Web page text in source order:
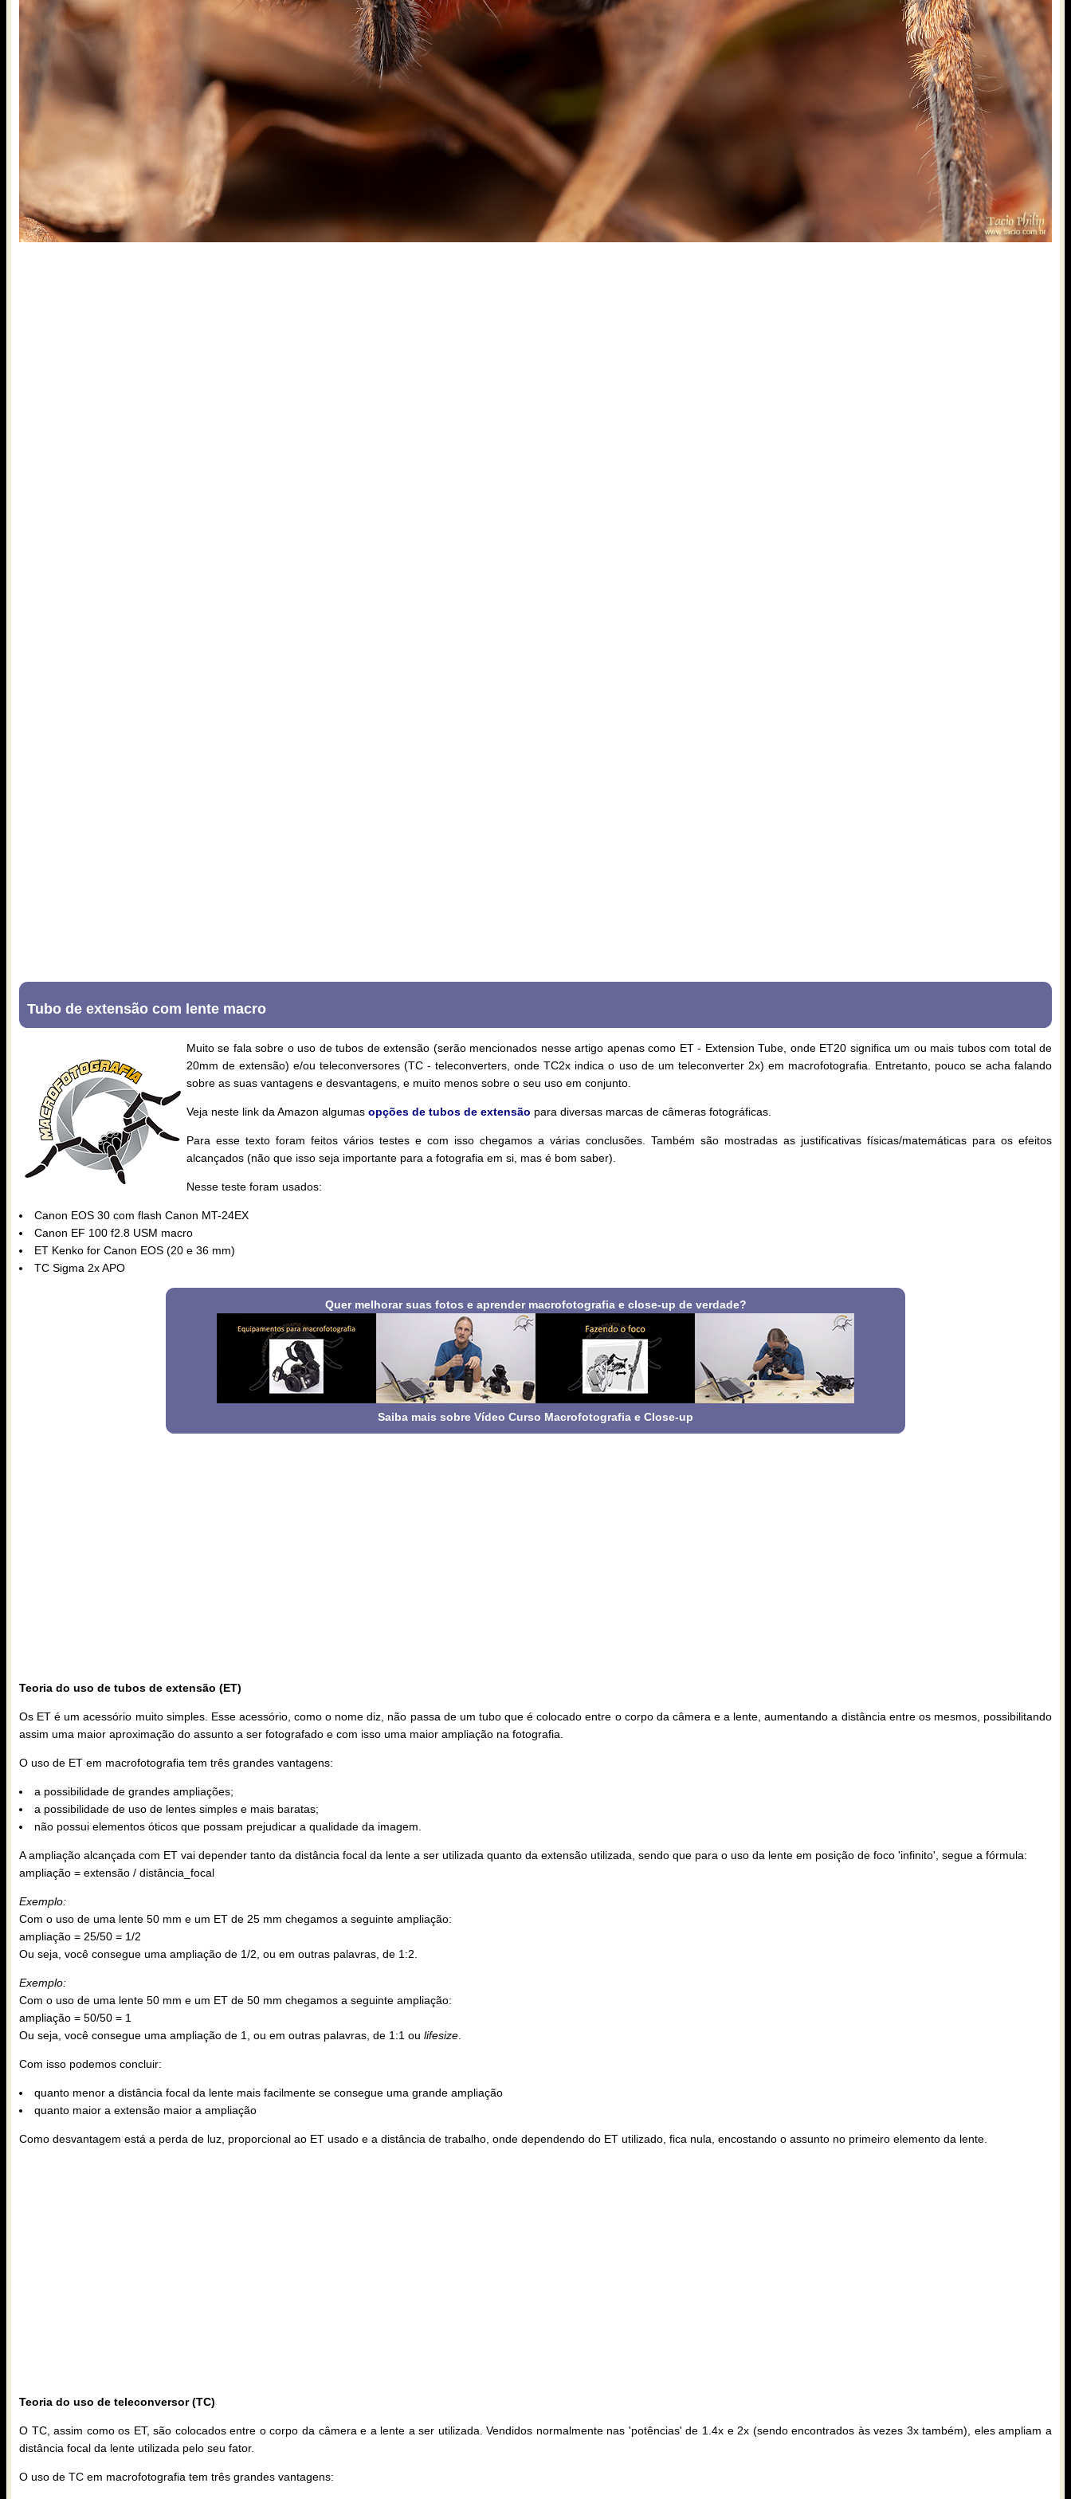
Tubo de extensão com lente macro
Muito se fala sobre o uso de tubos de extensão (serão mencionados nesse artigo apenas como ET - Extension Tube, onde ET20 significa um ou mais tubos com total de
20mm de extensão) e/ou teleconversores (TC - teleconverters, onde TC2x indica o uso de um teleconverter 2x) em macrofotografia. Entretanto, pouco se acha falando
sobre as suas vantagens e desvantagens, e muito menos sobre o seu uso em conjunto.
Veja neste link da Amazon algumas opções de tubos de extensão para diversas marcas de câmeras fotográficas.
Para esse texto foram feitos vários testes e com isso chegamos a várias conclusões. Também são mostradas as justificativas físicas/matemáticas para os efeitos
alcançados (não que isso seja importante para a fotografia em si, mas é bom saber).
Nesse teste foram usados:
Canon EOS 30 com flash Canon MT-24EX
Canon EF 100 f2.8 USM macro
ET Kenko for Canon EOS (20 e 36 mm)
TC Sigma 2x APO
Quer melhorar suas fotos e aprender macrofotografia e close-up de verdade?
Saiba mais sobre Vídeo Curso Macrofotografia e Close-up
Teoria do uso de tubos de extensão (ET)
Os ET é um acessório muito simples. Esse acessório, como o nome diz, não passa de um tubo que é colocado entre o corpo da câmera e a lente, aumentando a distância entre os mesmos, possibilitando
assim uma maior aproximação do assunto a ser fotografado e com isso uma maior ampliação na fotografia.
O uso de ET em macrofotografia tem três grandes vantagens:
a possibilidade de grandes ampliações;
a possibilidade de uso de lentes simples e mais baratas;
não possui elementos óticos que possam prejudicar a qualidade da imagem.
A ampliação alcançada com ET vai depender tanto da distância focal da lente a ser utilizada quanto da extensão utilizada, sendo que para o uso da lente em posição de foco 'infinito', segue a fórmula:
ampliação = extensão / distância_focal
Exemplo:
Com o uso de uma lente 50 mm e um ET de 25 mm chegamos a seguinte ampliação:
ampliação = 25/50 = 1/2
Ou seja, você consegue uma ampliação de 1/2, ou em outras palavras, de 1:2.
Exemplo:
Com o uso de uma lente 50 mm e um ET de 50 mm chegamos a seguinte ampliação:
ampliação = 50/50 = 1
Ou seja, você consegue uma ampliação de 1, ou em outras palavras, de 1:1 ou lifesize
Com isso podemos concluir:
quanto menor a distância focal da lente mais facilmente se consegue uma grande ampliação
quanto maior a extensão maior a ampliação
Como desvantagem está a perda de luz, proporcional ao ET usado e a distância de trabalho, onde dependendo do ET utilizado, fica nula, encostando o assunto no primeiro elemento da lente.
Teoria do uso de teleconversor (TC)
O TC, assim como os ET, são colocados entre o corpo da câmera e a lente a ser utilizada. Vendidos normalmente nas 'potências' de 1.4x e 2x (sendo encontrados às vezes 3x também), eles ampliam a
distância focal da lente utilizada pelo seu fator.
O uso de TC em macrofotografia tem três grandes vantagens: